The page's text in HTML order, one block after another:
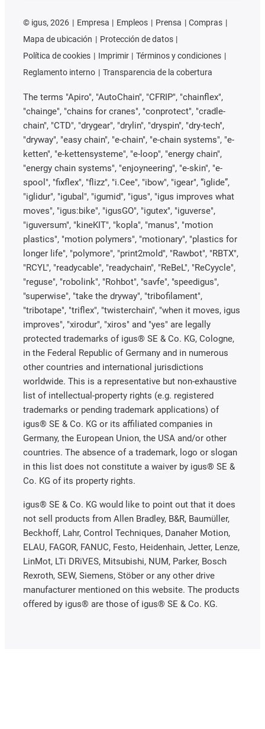
© igus, 2026 Empresa Empleos Prensa
Compras
Mapa de ubicación
Protección de datos
Política de cookies
Imprimir
Términos y condiciones
Reglamento interno
Transparencia de la cobertura
The terms "Apiro", "AutoChain", "CFRIP", "chainflex",
"chainge", "chains for cranes", "conprotect", "cradle-
chain", "CTD", "drygear", "drylin", "dryspin", "dry-tech",
"dryway", "easy chain", "e-chain", "e-chain systems", "e-
ketten", "e-kettensysteme", "e-loop", "energy chain",
"energy chain systems", "enjoyneering", "e-skin", "e-
spool", "fixflex", "flizz", "i.Cee", "ibow", "igear", “iglide”,
"iglidur", "igubal", "igumid", "igus", "igus improves what
moves", "igus:bike", "igusGO", "igutex", "iguverse",
"iguversum", "kineKIT", "kopla", "manus", "motion
plastics", "motion polymers", "motionary", "plastics for
longer life", "polymore", "print2mold", "Rawbot", "RBTX",
"RCYL", "readycable", "readychain", "ReBeL", "ReCyycle",
"reguse", "robolink", "Rohbot", "savfe", "speedigus",
"superwise", "take the dryway", "tribofilament",
"tribotape", "triflex", "twisterchain", "when it moves, igus
improves", "xirodur", "xiros" and "yes" are legally
protected trademarks of igus® SE & Co. KG, Cologne,
in the Federal Republic of Germany and in numerous
other countries and international jurisdictions
worldwide. This is a representative but non-exhaustive
list of intellectual-property rights (e.g. registered
trademarks or pending trademark applications) of
igus® SE & Co. KG or its affiliated companies in
Germany, the European Union, the USA and/or other
countries. The absence of a trademark, logo or slogan
in this list does not constitute a waiver by igus® SE &
Co. KG of its property rights.
igus® SE & Co. KG would like to point out that it does
not sell products from Allen Bradley, B&R, Baumüller,
Beckhoff, Lahr, Control Techniques, Danaher Motion,
ELAU, FAGOR, FANUC, Festo, Heidenhain, Jetter, Lenze,
LinMot, LTi DRiVES, Mitsubishi, NUM, Parker, Bosch
Rexroth, SEW, Siemens, Stöber or any other drive
manufacturer mentioned on this website. The products
offered by igus® are those of igus® SE & Co. KG.